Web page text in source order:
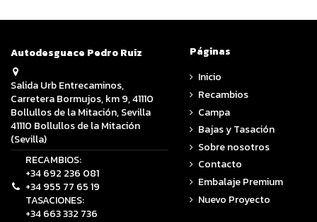
Autodesguace Pedro Ruiz
Salida Urb Entrecaminos,
Carretera Bormujos, km 9, 41110
Bollullos de la Mitación, Sevilla
41110 Bollullos de la Mitación
(Sevilla)
RECAMBIOS:
+34 692 236 081
+34 955 77 65 19
TASACIONES:
+34 663 332 736
Páginas
Inicio
Recambios
Campa
Bajas y Tasación
Sobre nosotros
Contacto
Embalaje Premium
Nuevo Proyecto